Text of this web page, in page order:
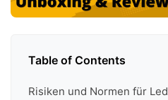
Table of Contents
Risiken und Normen für